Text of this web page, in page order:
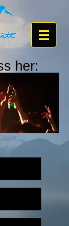
her: